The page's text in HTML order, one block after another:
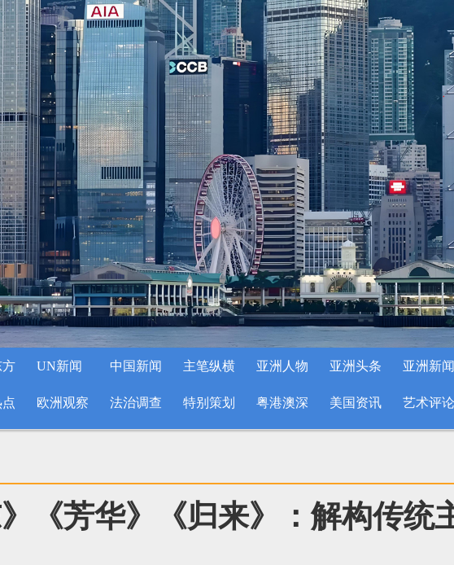
方 UN新闻 中国新闻 主笔纵横 亚洲人物 亚洲头条 亚洲新闻
欧洲观察 法治调查 特别策划 粤港澳深 美国资讯 艺术评论
《芳华》《归来》：解构传统